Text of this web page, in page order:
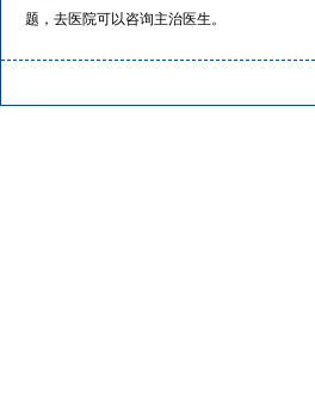
题，去医院可以咨询主治医生。